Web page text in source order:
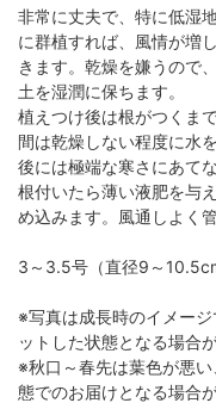
非常に丈夫で、特に低湿
に群植すれば、風情が増
きます。乾燥を嫌うので
土を湿潤に保ちます。
植えつけ後は根がつくま
間は乾燥しない程度に水
後には極端な寒さにあて
根付いたら薄い液肥を与
め込みます。風通しよく
3～3.5号（直径9～
※写真は成長時のイメー
ットした状態となる場合
※秋口～春先は葉色が悪
態でのお届けとなる場合